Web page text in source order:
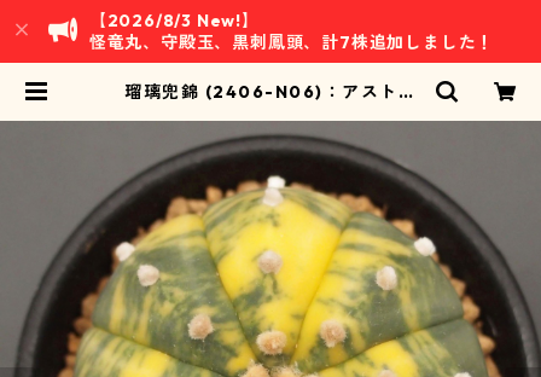
【2026/8/3 New!】
怪竜丸、守殿玉、黒刺鳳頭、計7株追加しました！
瑠璃兜錦 (2406-N06)：アストロ
KU